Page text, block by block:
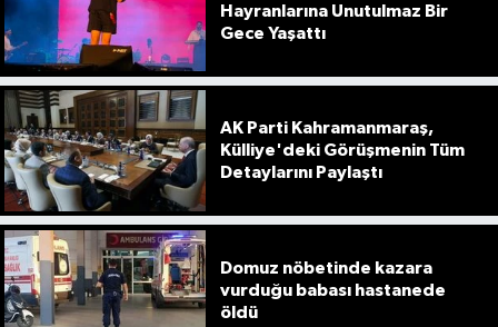
Hayranlarına Unutulmaz Bir
Gece Yaşattı
AK Parti Kahramanmaraş,
Külliye'deki Görüşmenin Tüm
Detaylarını Paylaştı
Domuz nöbetinde kazara
vurduğu babası hastanede
öldü